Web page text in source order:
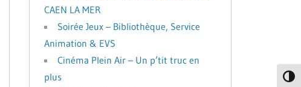
CAEN LA MER
Soirée Jeux – Bibliothèque, Service
Animation & EVS
Cinéma Plein Air – Un p’tit truc en
plus